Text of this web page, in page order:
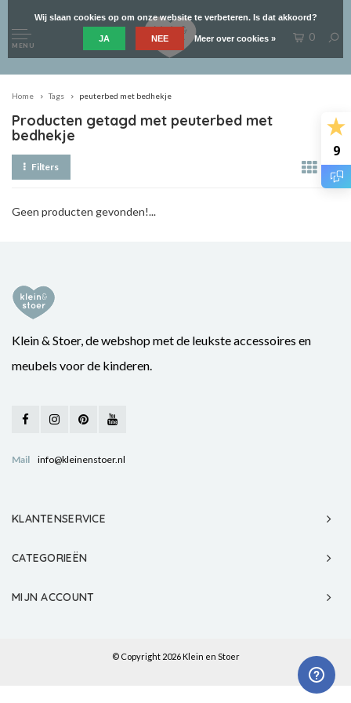
9
MENU
0
Home Tags peuterbed met bedhekje
Producten getagd met peuterbed met
bedhekje
Filters
Geen producten gevonden!...
Klein & Stoer, de webshop met de leukste accessoires en
meubels voor de kinderen.
Mail info@kleinenstoer.nl
KLANTENSERVICE
CATEGORIEËN
MIJN ACCOUNT
© Copyright 2026 Klein en Stoer
Wij slaan cookies op om onze website te verbeteren. Is dat akkoord?
JA NEE Meer over cookies »